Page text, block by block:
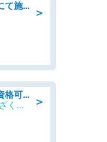
＞
工事・土木施工管理/総合技術商社にて施工管理のお仕事/即日勤務可/車通勤可/工事・土木施工管理/生産・品質管理
＞
「残業ほぼなし」調理スタッフ/無資格可/正職員/日勤のみ/デイサービス/社会保障完備
株式会社湯ざくら/デイサービス 湯ざくらケアリゾート